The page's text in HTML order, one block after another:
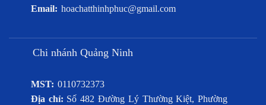
Email: hoachatthinhphuc@gmail.com
Chi nhánh Quảng Ninh
MST: 0110732373
Địa chỉ: Số 482 Đường Lý Thường Kiệt, Phường